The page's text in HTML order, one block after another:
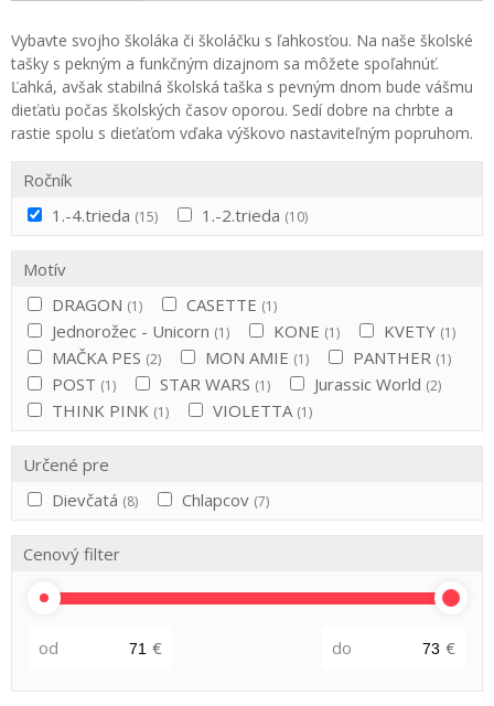
Vybavte svojho školáka či školáčku s ľahkosťou. Na naše školské
tašky s pekným a funkčným dizajnom sa môžete spoľahnúť.
Ľahká, avšak stabilná školská taška s pevným dnom bude vášmu
dieťaťu počas školských časov oporou. Sedí dobre na chrbte a
rastie spolu s dieťaťom vďaka výškovo nastaviteľným popruhom.
Ročník
1.-4.trieda (15) 1.-2.trieda (10)
Motív
DRAGON (1) CASETTE (1)
Jednorožec - Unicorn (1) KONE (1) KVETY (1)
MAČKA PES (2) MON AMIE (1) PANTHER (1)
POST (1) STAR WARS (1) Jurassic World (2)
THINK PINK (1) VIOLETTA (1)
Určené pre
Dievčatá (8) Chlapcov (7)
Cenový filter
od € do €